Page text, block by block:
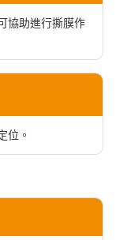
協助進行撕膜作
位。